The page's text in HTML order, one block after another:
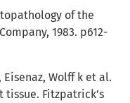
of the
1983. p612-
Eisenaz, Wolff k et al.
tissue. Fitzpatrick’s